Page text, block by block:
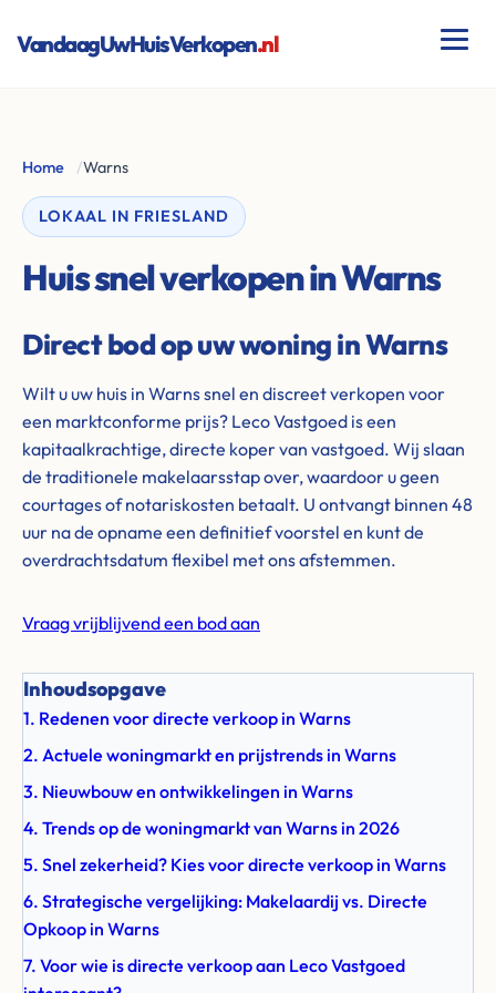
VandaagUwHuisVerkopen.nl
Home /Warns
LOKAAL IN FRIESLAND
Huis snel verkopen in Warns
Direct bod op uw woning in Warns
Wilt u uw huis in Warns snel en discreet verkopen voor
een marktconforme prijs? Leco Vastgoed is een
kapitaalkrachtige, directe koper van vastgoed. Wij slaan
de traditionele makelaarsstap over, waardoor u geen
courtages of notariskosten betaalt. U ontvangt binnen 48
uur na de opname een definitief voorstel en kunt de
overdrachtsdatum flexibel met ons afstemmen.
Vraag vrijblijvend een bod aan
Inhoudsopgave
1. Redenen voor directe verkoop in Warns
2. Actuele woningmarkt en prijstrends in Warns
3. Nieuwbouw en ontwikkelingen in Warns
4. Trends op de woningmarkt van Warns in 2026
5. Snel zekerheid? Kies voor directe verkoop in Warns
6. Strategische vergelijking: Makelaardij vs. Directe
Opkoop in Warns
7. Voor wie is directe verkoop aan Leco Vastgoed